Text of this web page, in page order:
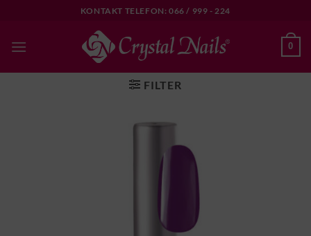
content
KONTAKT TELEFON: 066 / 999 - 224
0
FILTER